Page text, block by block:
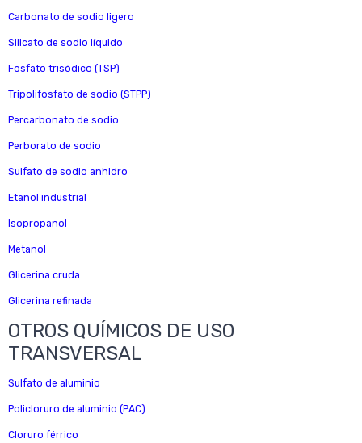
Carbonato de sodio ligero
Silicato de sodio líquido
Fosfato trisódico (TSP)
Tripolifosfato de sodio (STPP)
Percarbonato de sodio
Perborato de sodio
Sulfato de sodio anhidro
Etanol industrial
Isopropanol
Metanol
Glicerina cruda
Glicerina refinada
OTROS QUÍMICOS DE USO
TRANSVERSAL
Sulfato de aluminio
Policloruro de aluminio (PAC)
Cloruro férrico